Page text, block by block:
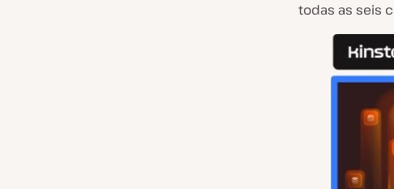
todas as seis